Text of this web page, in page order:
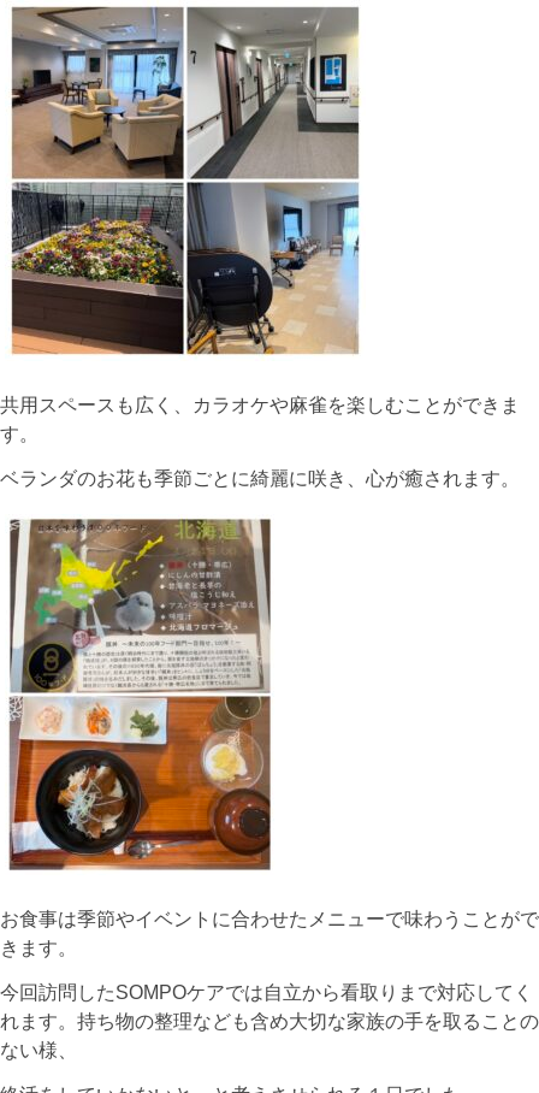
共用スペースも広く、カラオケや麻雀を楽しむことができま
す。
ベランダのお花も季節ごとに綺麗に咲き、心が癒されます。
お食事は季節やイベントに合わせたメニューで味わうことがで
きます。
今回訪問したSOMPOケアでは自立から看取りまで対応してく
れます。持ち物の整理なども含め大切な家族の手を取ることの
ない様、